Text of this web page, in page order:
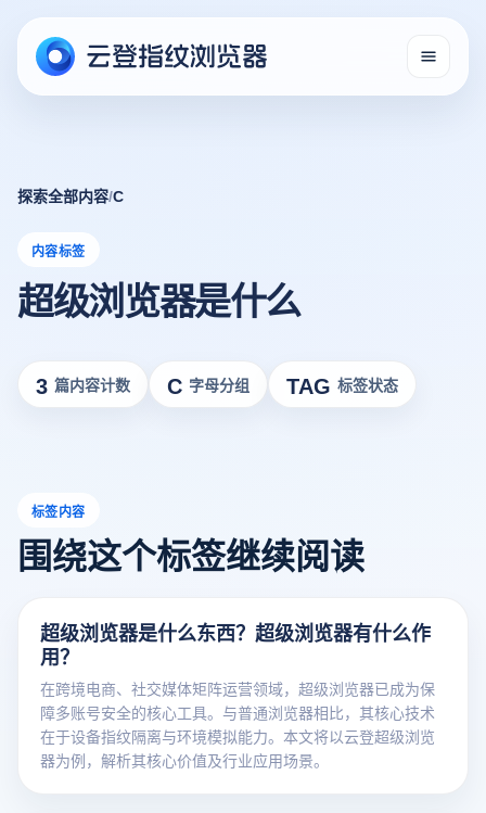
探索全部内容/C
内容标签
超级浏览器是什么
3 篇内容计数 C 字母分组 TAG 标签状态
标签内容
围绕这个标签继续阅读
超级浏览器是什么东西？超级浏览器有什么作
用？
在跨境电商、社交媒体矩阵运营领域，超级浏览器已成为保
障多账号安全的核心工具。与普通浏览器相比，其核心技术
在于设备指纹隔离与环境模拟能力。本文将以云登超级浏览
器为例，解析其核心价值及行业应用场景。